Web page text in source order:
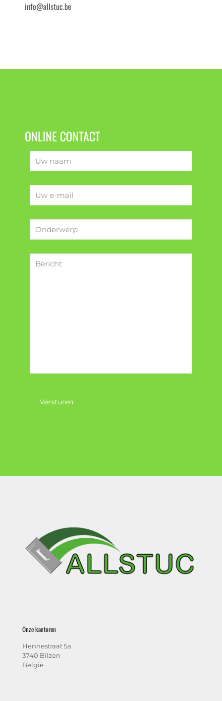
info@allstuc.be
ONLINE CONTACT
Onze kantoren
Hennestraat 5a
3740 Bilzen
België